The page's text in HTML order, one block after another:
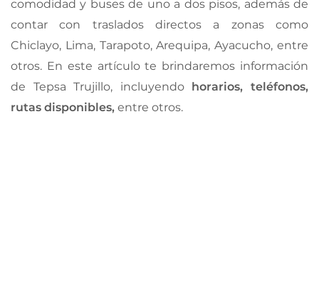
comodidad y buses de uno a dos pisos, además de
contar con traslados directos a zonas como
Chiclayo, Lima, Tarapoto, Arequipa, Ayacucho, entre
otros. En este artículo te brindaremos información
de Tepsa Trujillo, incluyendo
horarios, teléfonos,
rutas disponibles, entre otros.